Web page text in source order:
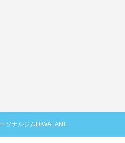
ソナルジムHIWALANI